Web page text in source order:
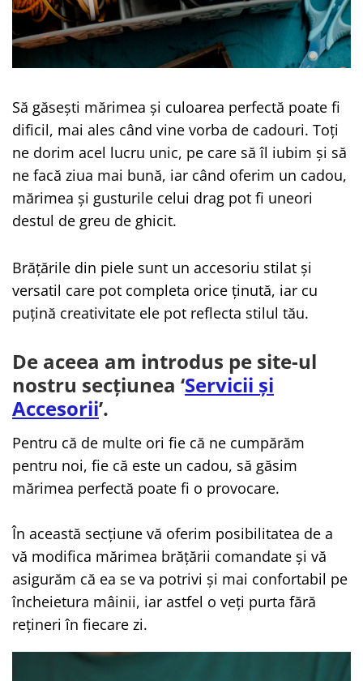
PERSONALIZATE
Bratari cu Nume
Bratari cu Initiale
Bratari Personalizate pt. BARBATI
dragi
Bratari Personalizate FEMEI iubite
Bratari Personalizate pt CUPLURI
indragite
Bratari Personalizate pt COPII
nazdravani
Bratara pentru Mama
Bratara Te Iubim Tati
Bratari Fete
TIPURI
Bratari din Piele
Bratari din Margele de Portelan
Bratari din Pietre Semipretioase
Semipretioase
Bratari pentru Aromaterapie
Cadouri Prieteni
Cadouri Amuzante
Cadouri de Casa Noua
Banut Mot
Să găsești mărimea și culoarea perfectă poate fi
dificil, mai ales când vine vorba de cadouri. Toți
ne dorim acel lucru unic, pe care să îl iubim și să
ne facă ziua mai bună, iar când oferim un cadou,
mărimea și gusturile celui drag pot fi uneori
destul de greu de ghicit.
Brățările din piele sunt un accesoriu stilat și
versatil care pot completa orice ținută, iar cu
puțină creativitate ele pot reflecta stilul tău.
De aceea am introdus pe site-ul
nostru secțiunea ‘Servicii și
Accesorii’.
Pentru că de multe ori fie că ne cumpărăm
pentru noi, fie că este un cadou, să găsim
mărimea perfectă poate fi o provocare.
În această secțiune vă oferim posibilitatea de a
vă modifica mărimea brățării comandate și vă
asigurăm că ea se va potrivi și mai confortabil pe
încheietura mâinii, iar astfel o veți purta fără
rețineri în fiecare zi.